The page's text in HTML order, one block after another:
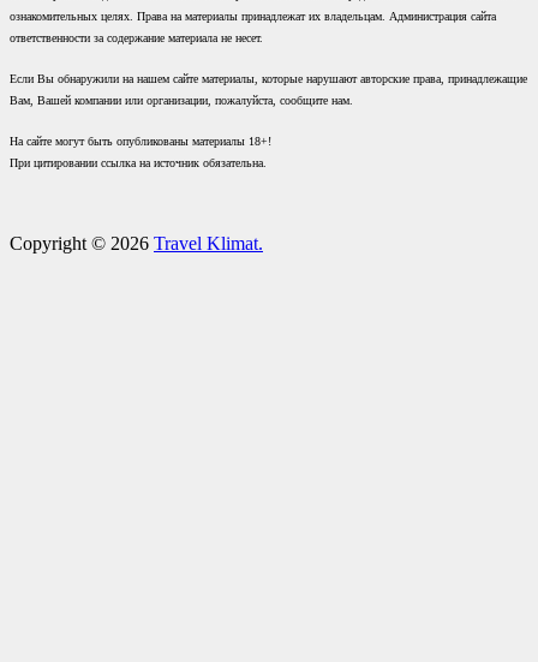
ознакомительных целях. Права на материалы принадлежат их владельцам. Администрация сайта
ответственности за содержание материала не несет.
Если Вы обнаружили на нашем сайте материалы, которые нарушают авторские права, принадлежащие
Вам, Вашей компании или организации, пожалуйста, сообщите нам.
На сайте могут быть опубликованы материалы 18+!
При цитировании ссылка на источник обязательна.
Copyright © 2026 Travel Klimat.